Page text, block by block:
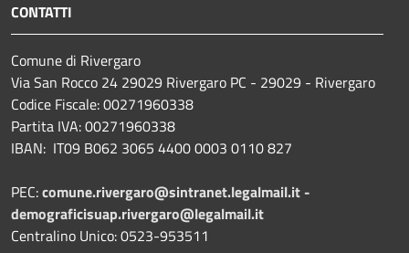
CONTATTI
Comune di Rivergaro
Via San Rocco 24 29029 Rivergaro PC - 29029 - Rivergaro
Codice Fiscale: 00271960338
Partita IVA: 00271960338
IBAN: IT09 B062 3065 4400 0003 0110 827
PEC:comune.rivergaro@sintranet.legalmail.it -
demograficisuap.rivergaro@legalmail.it
Centralino Unico: 0523-953511